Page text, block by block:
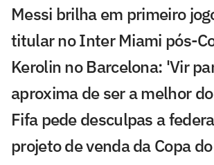
Messi brilha em primeiro
titular no Inter Miami pós-
Kerolin no Barcelona: 'Vir
aproxima de ser a melhor
Fifa pede desculpas a
projeto de venda da Copa